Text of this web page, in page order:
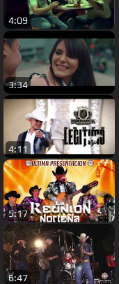
4:09
3:34
4:11
5:17
6:47